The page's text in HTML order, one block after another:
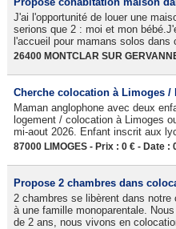
J'ai l'opportunité de louer une
serions que 2 : moi et mon
l'accueil pour mamans solos dans
26400 MONTCLAR SUR
Cherche colocation à Limoges /
Maman anglophone avec deux
logement / colocation à Limoges
mi-aout 2026. Enfant inscrit aux
87000 LIMOGES - Prix : 0 € - Date :
Propose 2 chambres dans
2 chambres se libèrent dans
à une famille monoparentale.
de 2 ans, nous vivons en